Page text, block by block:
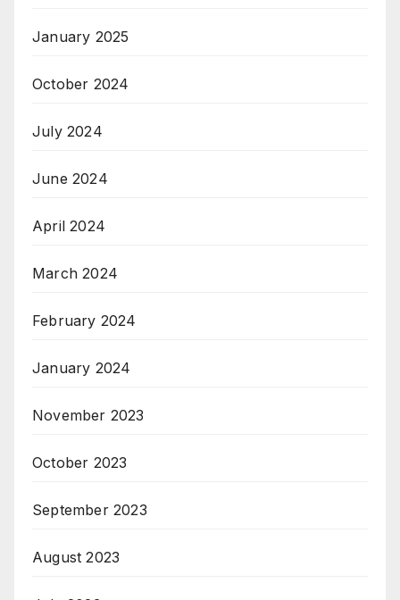
January 2025
October 2024
July 2024
June 2024
April 2024
March 2024
February 2024
January 2024
November 2023
October 2023
September 2023
August 2023